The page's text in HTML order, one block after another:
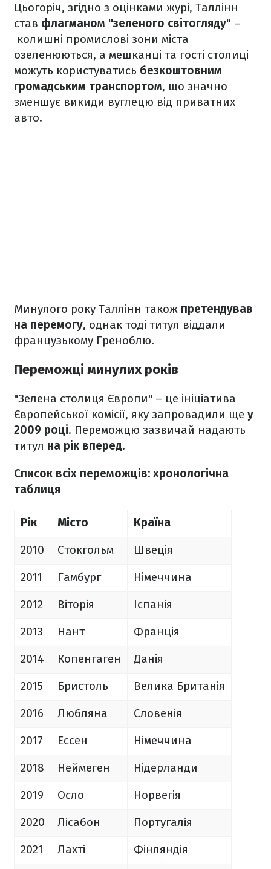
Цьогоріч, згідно з оцінками журі, Таллінн
став флагманом "зеленого світогляду" –
колишні промислові зони міста
озеленюються, а мешканці та гості столиці
можуть користуватись безкоштовним
громадським транспортом, що значно
зменшує викиди вуглецю від приватних
авто.
Минулого року Таллінн також претендував
на перемогу, однак тоді титул віддали
французькому Греноблю.
Переможці минулих років
"Зелена столиця Європи" – це ініціатива
Європейської комісії, яку запровадили ще у
2009 році. Переможцю зазвичай надають
титул на рік вперед.
Список всіх переможців: хронологічна
таблиця
Рік Місто
Країна
2010
Стокгольм
Швеція
2011
Гамбург
Німеччина
2012
Віторія
Іспанія
2013
Нант
Франція
2014
Копенгаген
Данія
2015
Бристоль
Велика Британія
2016
Любляна
Словенія
2017
Ессен
Німеччина
2018
Неймеген
Нідерланди
2019
Осло
Норвегія
2020
Лісабон
Португалія
2021
Лахті
Фінляндія